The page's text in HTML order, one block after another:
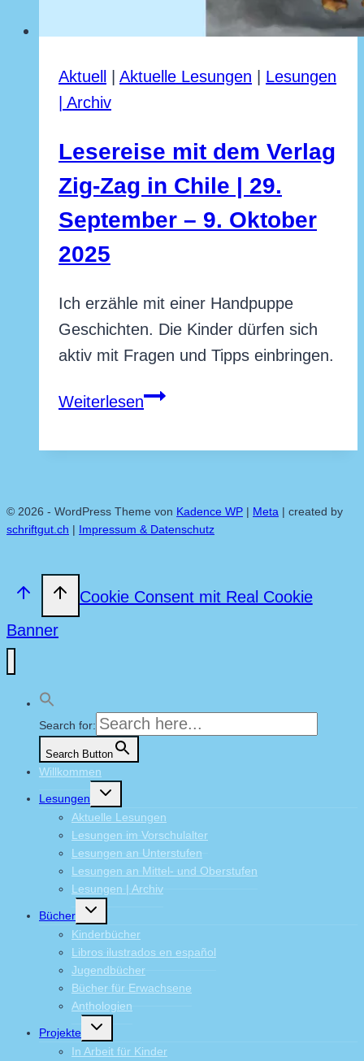
Aktuell Aktuelle Lesungen
Lesungen
| Archiv
Lesereise mit dem Verlag
Zig-Zag in Chile | 29.
September – 9. Oktober
2025
VonClaudia
Engeler
September
28,
2025 Oktober
2025
Ich erzähle mit einer Handpuppe
Geschichten. Die Kinder dürfen sich
aktiv mit Fragen und Tipps einbringen.
WeiterlesenLesereise
dem
Zag
|
9.
Oktober
© 2026 - WordPress Theme von Kadence WP | Meta | created by
schriftgut.ch | Impressum & Datenschutz
Cookie Consent mit Real Cookie
Banner
Search for:
Search Button
Willkommen
Lesungen
Untermenü
Aktuelle Lesungen
Lesungen im Vorschulalter
Lesungen an Unterstufen
Lesungen an Mittel- und Oberstufen
Lesungen | Archiv
Bücher
Untermenü
Kinderbücher
Libros ilustrados en español
Jugendbücher
Bücher für Erwachsene
Anthologien
Projekte
Untermenü
In Arbeit für Kinder